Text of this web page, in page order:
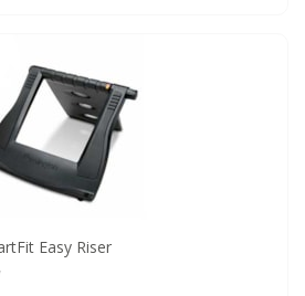
Easy Riser